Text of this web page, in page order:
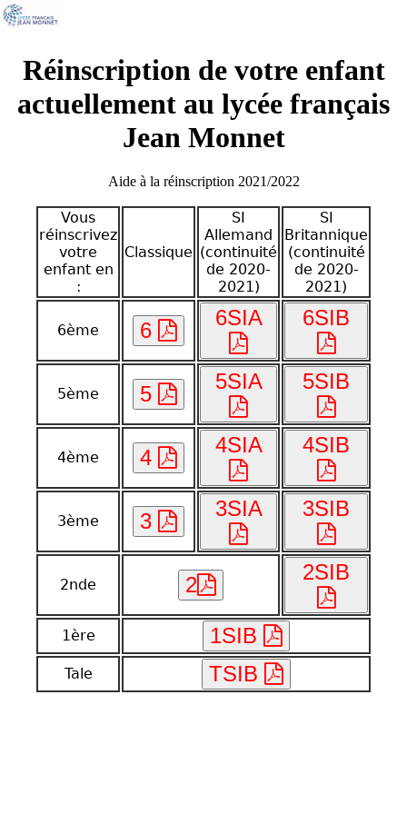
Réinscription de votre enfant
actuellement au lycée français
Jean Monnet
Aide à la réinscription 2021/2022
Vous
réinscrivez
votre
enfant en
:
Classique
SI
Allemand
(continuité
de 2020-
2021)
SI
Britannique
(continuité
de 2020-
2021)
6ème 6
6SIA
5ème 5
5SIA
4ème 4
4SIA
3ème 3
3SIA
2nde 2
1ère 1SIB
Tale TSIB